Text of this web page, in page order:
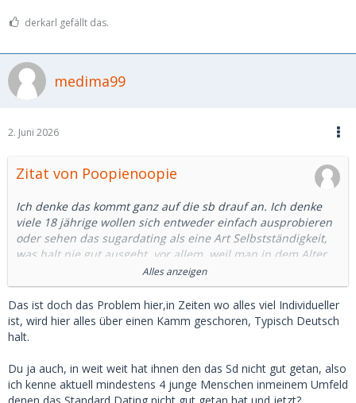
derkarl gefällt das.
medima99
2. Juni 2026
Zitat von Poopienoopie
Ich denke das kommt ganz auf die sb drauf an. Ich denke
viele 18 jährige wollen sich entweder einfach ausprobieren
oder sehen das sugardating als eine Art Selbstständigkeit,
was halt nie gut ausgeht, vor allem, weil man in dem Alter
quasi noch ziemlich unerfahren darin ist auf den eigenen
Beinen zu stehen und mit Geld umzugehen, wodurch das
Hauptaugenmerk dann nur auf das Geld liegt, statt auf dem
Menschen. Ich hatte Freundinnen, die MSD genutzt haben,
keine von denen hat irgendetwas davon zur Seite gelegt und
natürlich auch nicht bei jeder der Fall.
Ich denke das Risiko ist besonders bei 18 jährigen
besonders hoch, auch dass dann eine wirkliche finanzielle
Alles anzeigen
Das ist doch das Problem hier,in Zeiten wo alles viel Individueller
ist, wird hier alles über einen Kamm geschoren, Typisch Deutsch
halt.
Du ja auch, in weit weit hat ihnen den das Sd nicht gut getan, also
ich kenne aktuell mindestens 4 junge Menschen inmeinem Umfeld